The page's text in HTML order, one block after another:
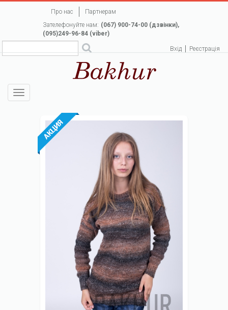
Про нас
Партнерам
Зателефонуйте нам: (067) 900-74-00 (дзвінки),
(095)249-96-84 (viber)
Вхід Реєстрація
Toggle
navigation